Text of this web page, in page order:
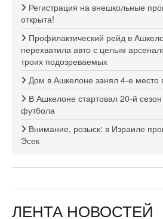
Регистрация на внешкольные
открыта!
Профилактический рейд в
перехватила авто с целым
троих подозреваемых
Дом в Ашкелоне занял 4-е место
В Ашкелоне стартовал 20-й
футбола
Внимание, розыск: в Израиле
Эсек
ЛЕНТА НОВОСТЕЙ